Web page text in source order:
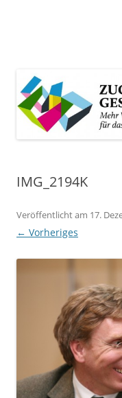
IMG_2194K
Veröffentlicht am 17.
← Vorheriges